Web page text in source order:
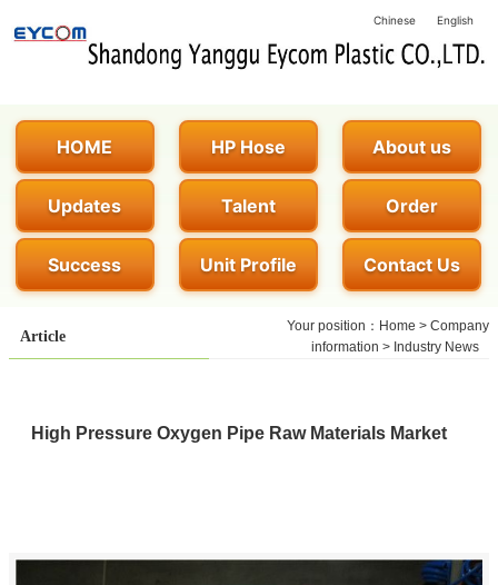
Chinese English
HOME HP Hose About us
Updates Talent Order
Success Unit Profile Contact Us
Article
Your position： Home > Company
information > Industry News
High Pressure Oxygen Pipe Raw Materials Market